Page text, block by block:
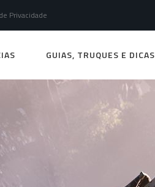
Privacidade
GUIAS, TRUQUES E DICAS